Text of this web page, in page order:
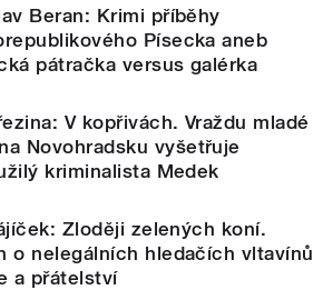
Beran: Krimi příběhy
Písecka aneb
pátračka versus galérka
V kopřivách. Vraždu mladé
Novohradsku vyšetřuje
kriminalista Medek
Zloději zelených koní.
o nelegálních hledačích vltavínů
a přátelství